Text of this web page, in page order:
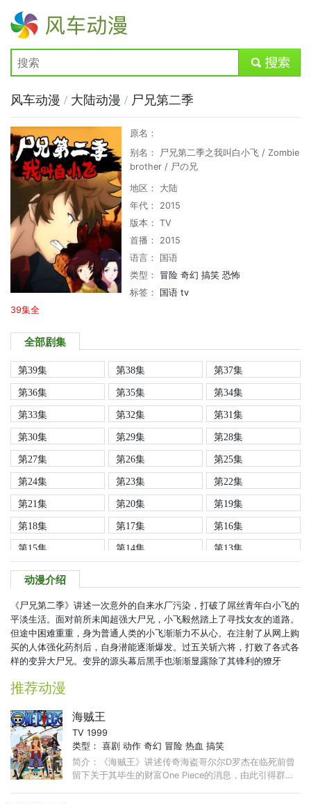
风车动漫
submit
风车动漫 / 大陆动漫 / 尸兄第二季
原名：
别名： 尸兄第二季之我叫白小飞 / Zombie
brother / 尸の兄
地区： 大陆
年代： 2015
版本： TV
首播： 2015
语言： 国语
类型： 冒险 奇幻 搞笑 恐怖
标签： 国语 tv
39集全
全部剧集
第39集 第38集
第37集
第36集
第35集
第34集
第33集
第32集
第31集
第30集
第29集
第28集
第27集
第26集
第25集
第24集
第23集
第22集
第21集
第20集
第19集
第18集
第17集
第16集
第15集
第14集
第13集
第12集
第6集
第5集
第4集
第3集
第2集 第1集
动漫介绍
《尸兄第二季》讲述一次意外的自来水厂污染，打破了屌丝青年白小飞的
平淡生活。面对前所未闻超强大尸兄，小飞毅然踏上了寻找女友的道路。
但途中困难重重，身为普通人类的小飞渐渐力不从心。在注射了从网上购
买的人体强化药剂后，自身潜能逐渐爆发。过五关斩六将，打败了各式各
样的变异大尸兄。变异的源头幕后黑手也渐渐显露除了其锋利的獠牙
推荐动漫
海贼王
TV 1999
类型：喜剧 动作 奇幻 冒险 热血 搞笑
简介：《海贼王》讲述传奇海盗哥尔尔D罗杰在临死前曾
留下关于其毕生的财富One Piece的消息，由此引得群雄